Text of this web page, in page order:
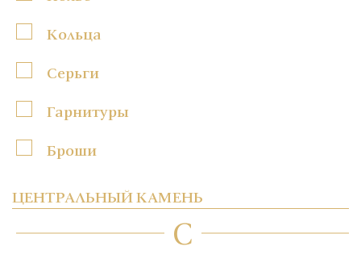
Кольца
Серьги
Гарнитуры
Броши
ЦЕНТРАЛЬНЫЙ КАМЕНЬ
C